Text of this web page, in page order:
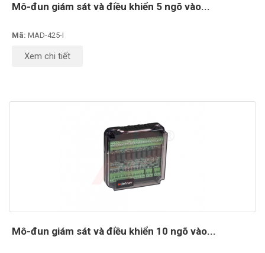
Mô-đun giám sát và điều khiển 5 ngõ vào...
Mã: MAD-425-I
Xem chi tiết
Mô-đun giám sát và điều khiển 10 ngõ vào...